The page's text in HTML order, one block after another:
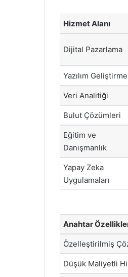
Hizmet Alanı
Dijital Pazarlama
Yazılım Geliştirme
Veri Analitiği
Bulut Çözümleri
Eğitim ve
Danışmanlık
Yapay Zeka
Uygulamaları
Anahtar
Özelleştirilmiş
Düşük Maliyetli